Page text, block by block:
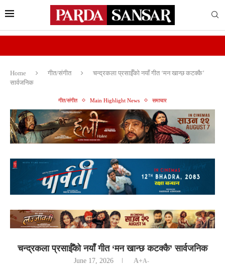
Home गीत/संगीत
चन्द्रकला प्रसाईँको नयाँ गीत ‘मन खान्छ कटक्कै’
सार्वजनिक
गीत/संगीत Main Highlight News समाचार
चन्द्रकला प्रसाईँको नयाँ गीत ‘मन खान्छ कटक्कै’ सार्वजनिक
June 17, 2026 A+A-